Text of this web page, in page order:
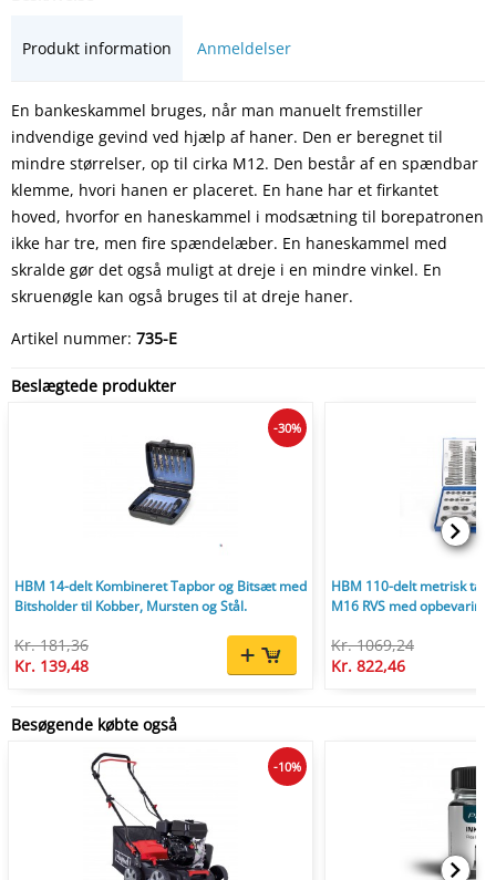
Produkt information Anmeldelser
En bankeskammel bruges, når man manuelt fremstiller
indvendige gevind ved hjælp af haner. Den er beregnet til
mindre størrelser, op til cirka M12. Den består af en spændbar
klemme, hvori hanen er placeret. En hane har et firkantet
hoved, hvorfor en haneskammel i modsætning til borepatronen
ikke har tre, men fire spændelæber. En haneskammel med
skralde gør det også muligt at dreje i en mindre vinkel. En
skruenøgle kan også bruges til at dreje haner.
Artikel nummer: 735-E
Beslægtede produkter
HBM 14-delt Kombineret Tapbor og Bitsæt med
Bitsholder til Kobber, Mursten og Stål.
Kr. 181,36
Kr. 139,48
-30%
HBM 110-delt metrisk
M16 RVS med
Kr. 1069,24
Kr. 822,46
Besøgende købte også
-10%